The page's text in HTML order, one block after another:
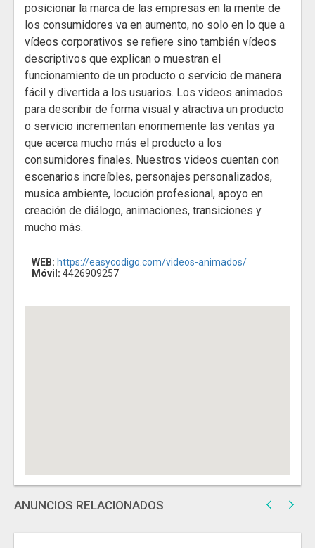
posicionar la marca de las empresas en la mente de
los consumidores va en aumento, no solo en lo que a
vídeos corporativos se refiere sino también vídeos
descriptivos que explican o muestran el
funcionamiento de un producto o servicio de manera
fácil y divertida a los usuarios. Los videos animados
para describir de forma visual y atractiva un producto
o servicio incrementan enormemente las ventas ya
que acerca mucho más el producto a los
consumidores finales. Nuestros videos cuentan con
escenarios increíbles, personajes personalizados,
musica ambiente, locución profesional, apoyo en
creación de diálogo, animaciones, transiciones y
mucho más.
WEB: https://easycodigo.com/videos-animados/
Móvil: 4426909257
ANUNCIOS RELACIONADOS